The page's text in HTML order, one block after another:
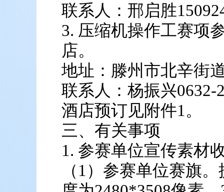
联系人：邢启胜
3. 压缩机操作工赛项
店。
地址：滕州市北辛街
联系人：杨振兴0632-
酒店预订见附件1。
三、有关事项
1. 参赛单位宣传素材
（1）参赛单位赛旗